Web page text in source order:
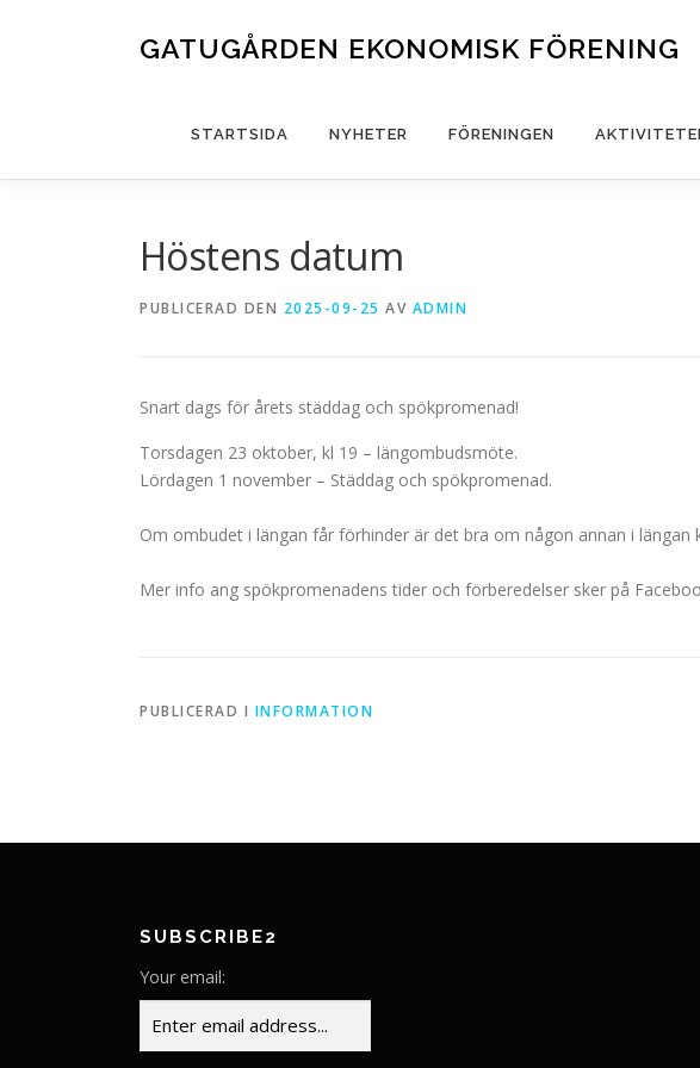
GATUGÅRDEN EKONOMISK FÖRENING
STARTSIDA NYHETER FÖRENINGEN
Höstens datum
PUBLICERAD DEN 2025-09-25 AV ADMIN
Snart dags för årets städdag och spökpromenad!
Torsdagen 23 oktober, kl 19 – längombudsmöte.
Lördagen 1 november – Städdag och spökpromenad.
Om ombudet i längan får förhinder är det bra om någon annan i längan
Mer info ang spökpromenadens tider och förberedelser sker på
PUBLICERAD I INFORMATION
SUBSCRIBE2
Your email: